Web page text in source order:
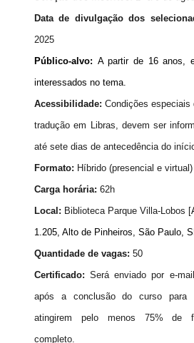
Data de divulgação dos
2025
Público-alvo: A partir de 16 anos,
interessados no tema.
Acessibilidade: Condições especiais
tradução em Libras, devem ser
até sete dias de antecedência do
Formato: Híbrido (presencial e virtual)
Carga horária: 62h
Local: Biblioteca Parque Villa-Lobos [
1.205, Alto de Pinheiros, São Paulo,
Quantidade de vagas: 50
Certificado: Será enviado por e-
após a conclusão do curso para
atingirem pelo menos 75% de
completo.